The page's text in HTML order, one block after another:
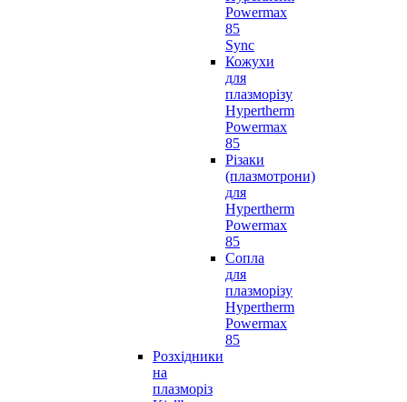
Powermax
85
Sync
Кожухи
для
плазморізу
Hypertherm
Powermax
85
Різаки
(плазмотрони)
для
Hypertherm
Powermax
85
Сопла
для
плазморізу
Hypertherm
Powermax
85
Розхідники
на
плазморіз